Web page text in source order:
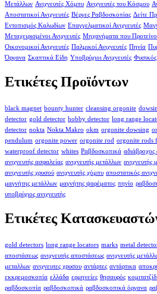
Μετάλλων Ανιχνευτές Χόμπυ Ανιχνευτές του Κόσμου
Αποστατικοί Ανιχνευτές Βέργες Ραβδοσκοπίας Δείτε
Εντοπισμός Καλωδίων Επαγγελματικοί Ανιχνευτές
Μεταχειρισμένοι Ανιχνευτές Μηχανήματα που
Οικονομικοί Ανιχνευτές Παλμικοί Ανιχνευτές Πηνία
Όργανα Σκαπτικά Είδη Υποβρύχιοι Ανιχνευτές
Ετικέτες Προϊόντων
black magnet bounty hunter cleansing orgonite
detector gold detector hobby detector long range
detector nokta Nokta Makro okm orgonite dowsing
pendulum orgonite power orgonite rod orgonite rods
waterproof detector whites Ραβδοσκοπικά αδιάβροχος
ανιχνευτής ασφαλείας ανιχνευτής μετάλλων ανιχνευτής
ανιχνευτής χρυσού ανιχνευτής χόμπυ αποστατικός
μαγνήτης μετάλλων μαγνήτης ψαρέματος πηνίο
υποβρύχιος ανιχνευτής
Ετικέτες
gold detectors long range locators marks metal
αποστάσεως ανιχνευτής αποστάσεως ανιχνευτής
μεταλλων ανιχνευτες χρυσου αντάρτες αντάρτικα
εκκρεμοσκοπία ελλάδα ερμηνείες θησαυρός
ραβδοσκοπία ραβδοσκοπικά ραβδοσκοπικά όργανα